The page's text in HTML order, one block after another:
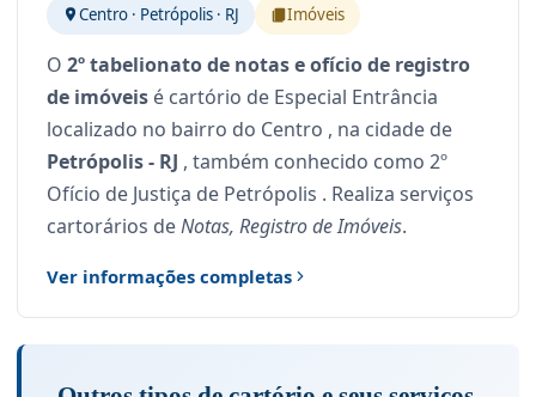
Centro · Petrópolis · RJ Imóveis
O 2º tabelionato de notas e ofício de registro
de imóveis é cartório de Especial Entrância
localizado no bairro do Centro , na cidade de
Petrópolis - RJ , também conhecido como 2º
Ofício de Justiça de Petrópolis . Realiza serviços
cartorários deNotas, Registro de Imóveis.
Ver informações completas